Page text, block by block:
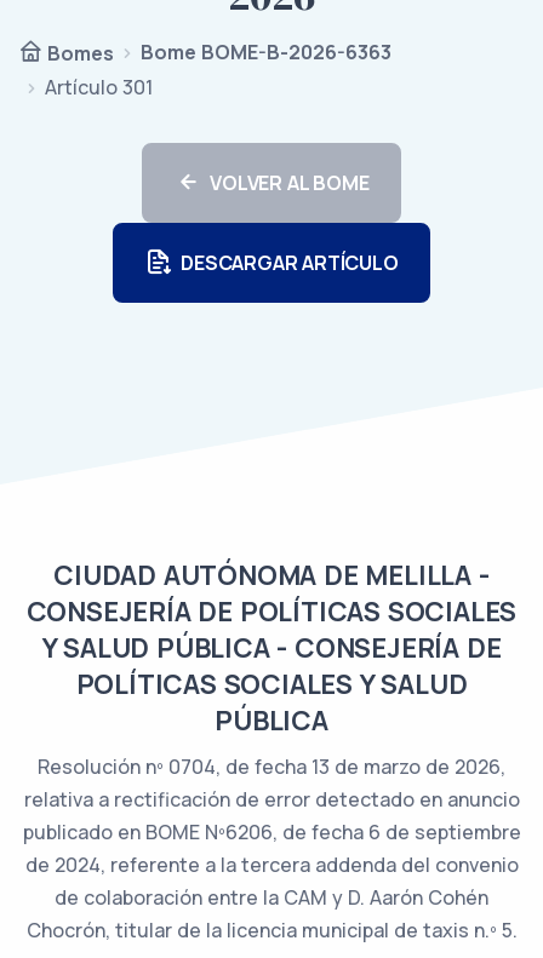
Bomes
Bome BOME-B-2026-6363
Artículo 301
VOLVER AL BOME
DESCARGAR ARTÍCULO
CIUDAD AUTÓNOMA DE MELILLA -
CONSEJERÍA DE POLÍTICAS SOCIALES
Y SALUD PÚBLICA - CONSEJERÍA DE
POLÍTICAS SOCIALES Y SALUD
PÚBLICA
Resolución nº 0704, de fecha 13 de marzo de 2026,
relativa a rectificación de error detectado en anuncio
publicado en BOME Nº6206, de fecha 6 de septiembre
de 2024, referente a la tercera addenda del convenio
de colaboración entre la CAM y D. Aarón Cohén
Chocrón, titular de la licencia municipal de taxis n.º 5.